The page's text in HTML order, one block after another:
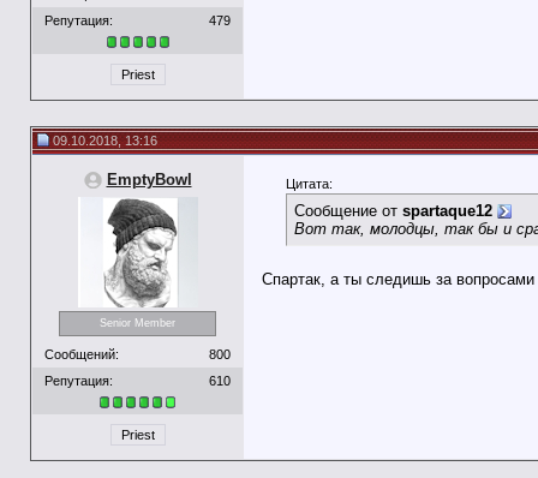
Репутация:
479
Priest
09.10.2018, 13:16
EmptyBowl
Senior Member
Сообщений:
800
Репутация:
610
Priest
Цитата:
Сообщение от spartaque12
Вот так, молодцы, так бы и
Спартак, а ты следишь за